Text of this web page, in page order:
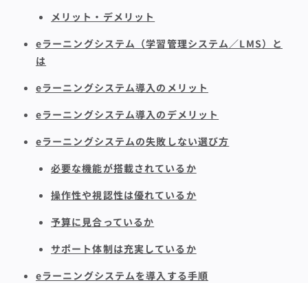
メリット・デメリット
eラーニングシステム（学習管理システム／LMS）と
は
eラーニングシステム導入のメリット
eラーニングシステム導入のデメリット
eラーニングシステムの失敗しない選び方
必要な機能が搭載されているか
操作性や視認性は優れているか
予算に見合っているか
サポート体制は充実しているか
eラーニングシステムを導入する手順